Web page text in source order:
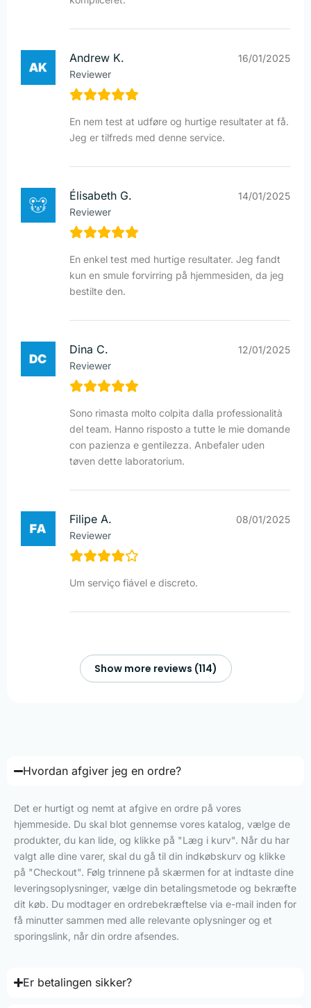
Andrew K.
Reviewer
16/01/2025
En nem test at udføre og hurtige resultater at få.
Jeg er tilfreds med denne service.
Élisabeth G.
Reviewer
14/01/2025
En enkel test med hurtige resultater. Jeg fandt
kun en smule forvirring på hjemmesiden, da jeg
bestilte den.
Dina C.
Reviewer
12/01/2025
Sono rimasta molto colpita dalla professionalità
del team. Hanno risposto a tutte le mie domande
con pazienza e gentilezza. Anbefaler uden
tøven dette laboratorium.
Filipe A.
Reviewer
08/01/2025
Um serviço fiável e discreto.
Show more reviews (114)
Hvordan afgiver jeg en ordre?
Det er hurtigt og nemt at afgive en ordre på vores
hjemmeside. Du skal blot gennemse vores katalog, vælge de
produkter, du kan lide, og klikke på "Læg i kurv". Når du har
valgt alle dine varer, skal du gå til din indkøbskurv og klikke
på "Checkout". Følg trinnene på skærmen for at indtaste dine
leveringsoplysninger, vælge din betalingsmetode og bekræfte
dit køb. Du modtager en ordrebekræftelse via e-mail inden for
få minutter sammen med alle relevante oplysninger og et
sporingslink, når din ordre afsendes.
Er betalingen sikker?